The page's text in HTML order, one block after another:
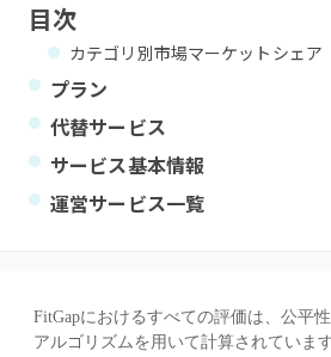
目次
カテゴリ別市場マーケットシェア
プラン
代替サービス
サービス基本情報
運営サービス一覧
FitGapにおけるすべての評価は、公平
アルゴリズムを用いて計算されていま